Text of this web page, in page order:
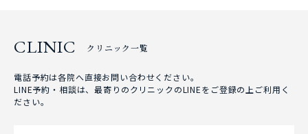
CLINIC クリニック一覧
電話予約は各院へ直接お問い合わせください。
LINE予約・相談は、最寄りのクリニックのLINEをご登録の上ご利用く
ださい。